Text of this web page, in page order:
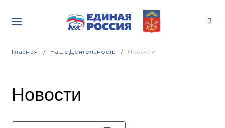
Главная Наша Деятельность Новости
Новости